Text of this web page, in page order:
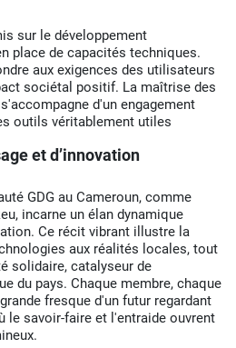
sur le développement
place de capacités techniques.
aux exigences des utilisateurs
sociétal positif. La maîtrise des
d'un engagement
outils véritablement utiles
et d’innovation
GDG au Cameroun, comme
incarne un élan dynamique
Ce récit vibrant illustre la
aux réalités locales, tout
solidaire, catalyseur de
du pays. Chaque membre, chaque
fresque d'un futur regardant
le savoir-faire et l'entraide ouvrent